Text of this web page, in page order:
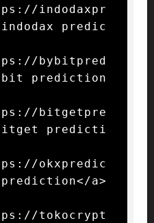
indodaxpr
predic
bybitpred
prediction
bitgetpre
predicti
okxpredic
a>
tokocrypt